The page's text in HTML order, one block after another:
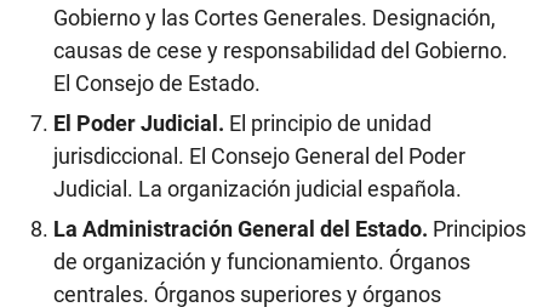
Gobierno y las Cortes Generales. Designación,
causas de cese y responsabilidad del Gobierno.
El Consejo de Estado.
El Poder Judicial. El principio de unidad
jurisdiccional. El Consejo General del Poder
Judicial. La organización judicial española.
La Administración General del Estado. Principios
de organización y funcionamiento. Órganos
centrales. Órganos superiores y órganos